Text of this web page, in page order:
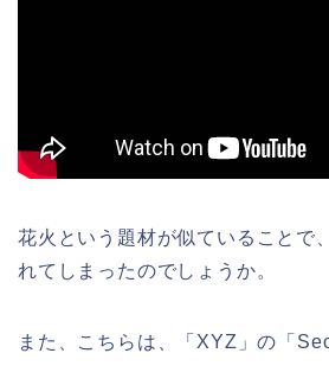
花火という題材が似ていることで
れてしまったのでしょうか。
また、こちらは、「XYZ」の「